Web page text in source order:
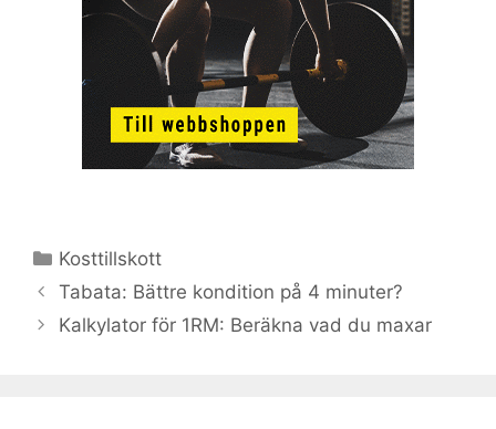
Kategorier
Kosttillskott
Tabata: Bättre kondition på 4 minuter?
Kalkylator för 1RM: Beräkna vad du maxar